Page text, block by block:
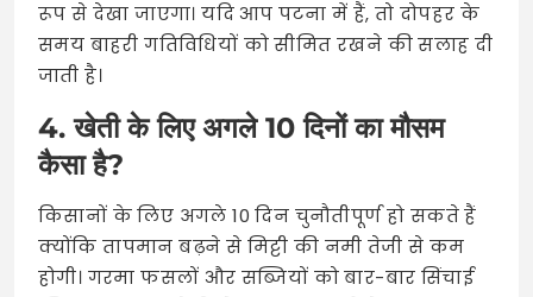
रूप से देखा जाएगा। यदि आप पटना में हैं, तो दोपहर के
समय बाहरी गतिविधियों को सीमित रखने की सलाह दी
जाती है।
4. खेती के लिए अगले 10 दिनों का मौसम
कैसा है?
किसानों के लिए अगले 10 दिन चुनौतीपूर्ण हो सकते हैं
क्योंकि तापमान बढ़ने से मिट्टी की नमी तेजी से कम
होगी। गरमा फसलों और सब्जियों को बार-बार सिंचाई